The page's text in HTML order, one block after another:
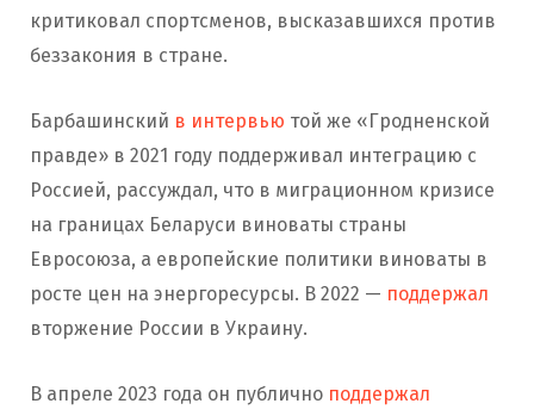
критиковал спортсменов, высказавшихся против
беззакония в стране.
Барбашинский в интервью той же «Гродненской
правде» в 2021 году поддерживал интеграцию с
Россией, рассуждал, что в миграционном кризисе
на границах Беларуси виноваты страны
Евросоюза, а европейские политики виноваты в
росте цен на энергоресурсы. В 2022 — поддержал
вторжение России в Украину.
В апреле 2023 года он публично поддержал